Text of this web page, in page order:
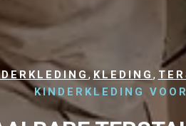
, KLEDING ,
KINDERKLEDING